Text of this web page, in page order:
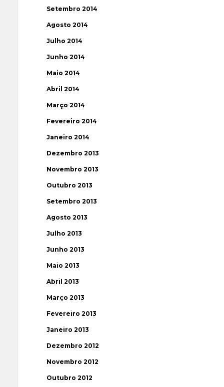
Setembro 2014
Agosto 2014
Julho 2014
Junho 2014
Maio 2014
Abril 2014
Março 2014
Fevereiro 2014
Janeiro 2014
Dezembro 2013
Novembro 2013
Outubro 2013
Setembro 2013
Agosto 2013
Julho 2013
Junho 2013
Maio 2013
Abril 2013
Março 2013
Fevereiro 2013
Janeiro 2013
Dezembro 2012
Novembro 2012
Outubro 2012